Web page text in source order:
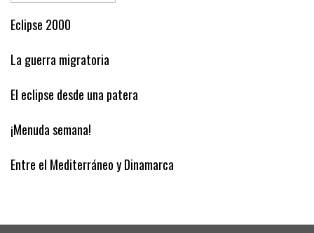
Eclipse 2000
La guerra migratoria
El eclipse desde una patera
¡Menuda semana!
Entre el Mediterráneo y Dinamarca